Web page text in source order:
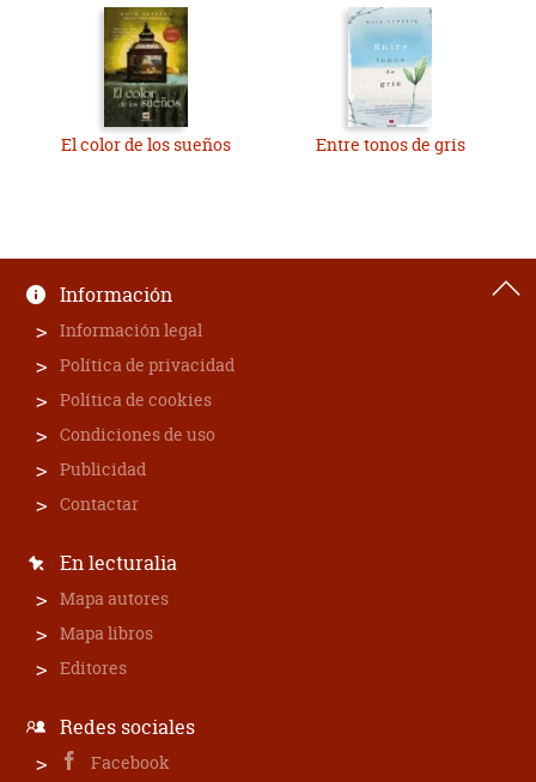
El color de los sueños Entre tonos de gris
Información
Información legal
Política de privacidad
Política de cookies
Condiciones de uso
Publicidad
Contactar
En lecturalia
Mapa autores
Mapa libros
Editores
Redes sociales
Facebook